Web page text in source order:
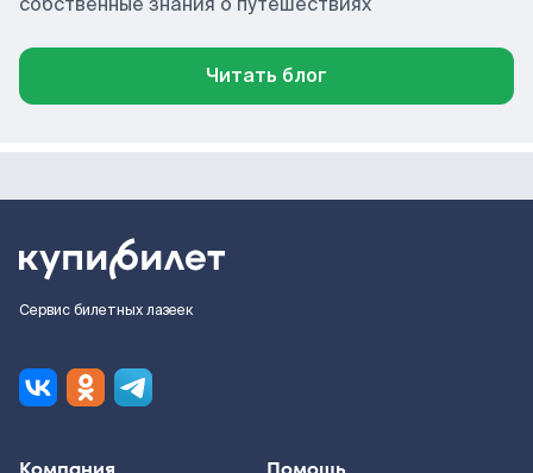
Читать блог
Сервис билетных лазеек